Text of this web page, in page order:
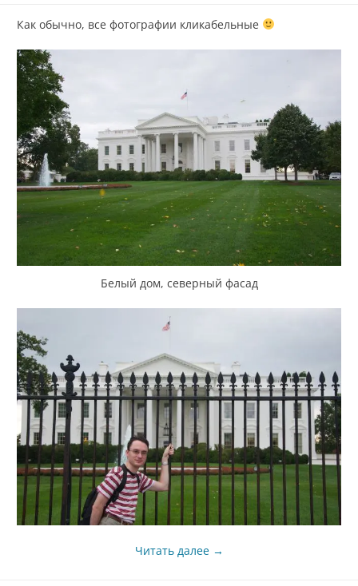
Как обычно, все фотографии кликабельные
Белый дом, северный фасад
Читать далее →